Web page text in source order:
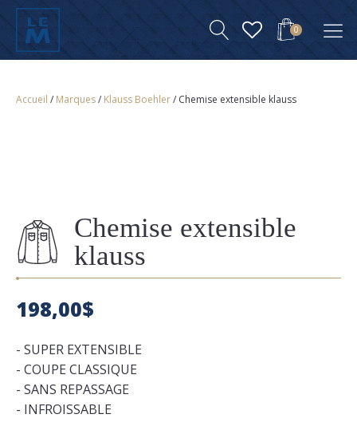
0
Accueil / Marques/ Klauss Boehler/ Chemise extensible klauss
Chemise extensible
klauss
198,00$
- SUPER EXTENSIBLE
- COUPE CLASSIQUE
- SANS REPASSAGE
- INFROISSABLE